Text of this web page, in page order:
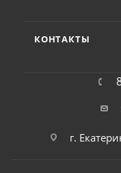
КОНТАКТЫ
г.